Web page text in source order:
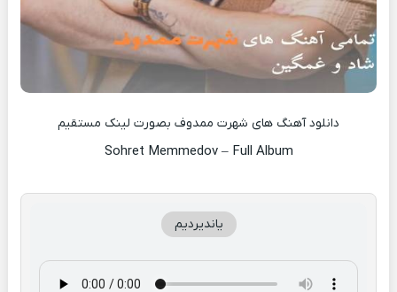
دانلود آهنگ های شهرت ممدوف بصورت لینک مستقیم
Sohret Memmedov – Full Album
یاندیردیم